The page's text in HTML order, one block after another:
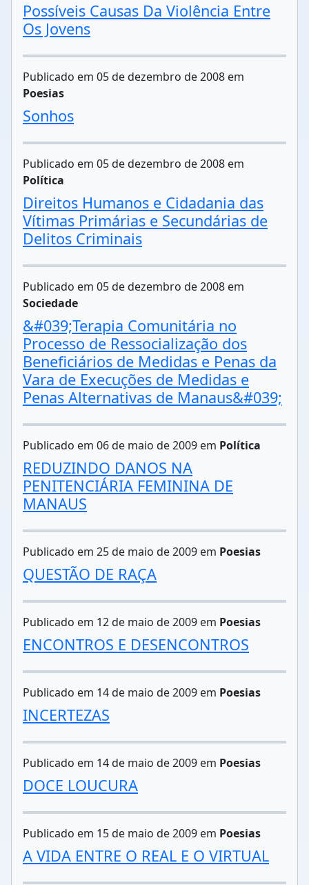
Possíveis Causas Da Violência Entre
Os Jovens
Publicado em 05 de dezembro de 2008 em
Poesias
Sonhos
Publicado em 05 de dezembro de 2008 em
Política
Direitos Humanos e Cidadania das
Vítimas Primárias e Secundárias de
Delitos Criminais
Publicado em 05 de dezembro de 2008 em
Sociedade
&#039;Terapia Comunitária no
Processo de Ressocialização dos
Beneficiários de Medidas e Penas da
Vara de Execuções de Medidas e
Penas Alternativas de Manaus&#039;
Publicado em 06 de maio de 2009 em Política
REDUZINDO DANOS NA
PENITENCIÁRIA FEMININA DE
MANAUS
Publicado em 25 de maio de 2009 em Poesias
QUESTÃO DE RAÇA
Publicado em 12 de maio de 2009 em Poesias
ENCONTROS E DESENCONTROS
Publicado em 14 de maio de 2009 em Poesias
INCERTEZAS
Publicado em 14 de maio de 2009 em Poesias
DOCE LOUCURA
Publicado em 15 de maio de 2009 em Poesias
A VIDA ENTRE O REAL E O VIRTUAL